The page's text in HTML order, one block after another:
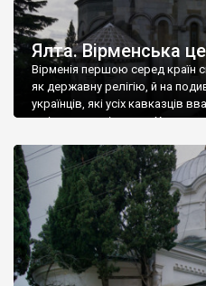
Ялта. Вірменська
Вірменія першою серед країн
як державну релігію, й на
українців, які усіх кавказців
є відданими вірянами Христа